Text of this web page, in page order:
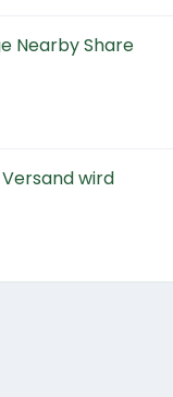
Nearby Share
wird